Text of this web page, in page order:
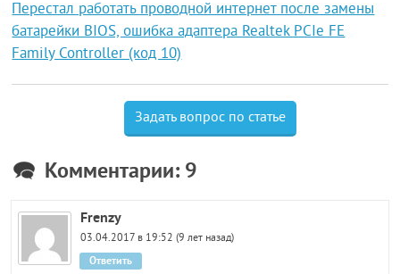
Перестал работать проводной интернет после замены
батарейки BIOS, ошибка адаптера Realtek PCIe FE
Family Controller (код 10)
Задать вопрос по статье
Комментарии: 9
Frenzy
03.04.2017 в 19:52 (9 лет назад)
Ответить